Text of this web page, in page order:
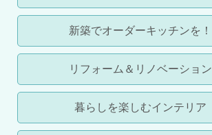
新築でオーダーキッチンを！
リフォーム＆リノベーション
暮らしを楽しむインテリア